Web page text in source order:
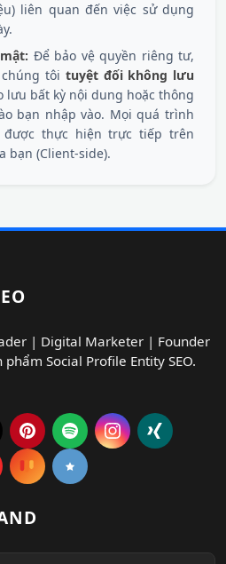
liên quan đến việc sử dụng
Để bảo vệ quyền riêng tư,
tôi tuyệt đối không lưu
lưu bất kỳ nội dung hoặc thông
bạn nhập vào. Mọi quá trình
thực hiện trực tiếp trên
bạn (Client-side).
| Digital Marketer | Founder
Social Profile Entity SEO.